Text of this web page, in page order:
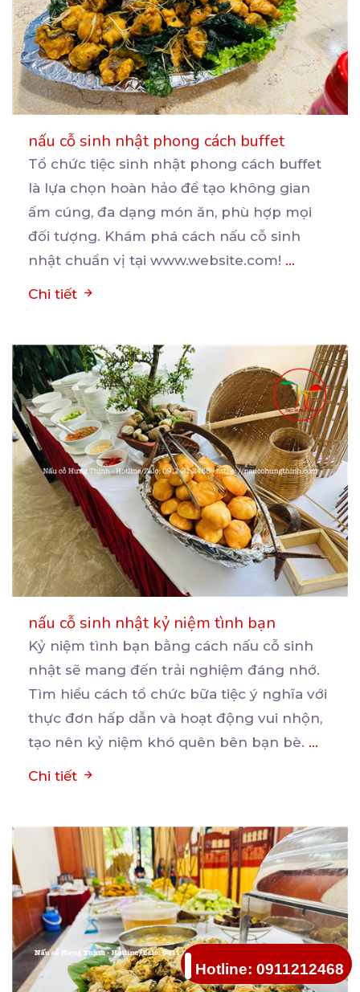
nấu cỗ sinh nhật phong cách buffet
Tổ chức tiệc sinh nhật phong cách buffet
là lựa chọn hoàn hảo để tạo không gian
ấm cúng, đa dạng món ăn, phù hợp mọi
đối tượng. Khám phá cách nấu cỗ sinh
nhật chuẩn vị tại www.website.com! ...
Chi tiết
nấu cỗ sinh nhật kỷ niệm tình bạn
Kỷ niệm tình bạn bằng cách nấu cỗ sinh
nhật sẽ mang đến trải nghiệm đáng nhớ.
Tìm hiểu cách tổ chức bữa tiệc ý nghĩa với
thực đơn hấp dẫn và hoạt động vui nhộn,
tạo nên kỷ niệm khó quên bên bạn bè. ...
Chi tiết
Hotline: 0911212468